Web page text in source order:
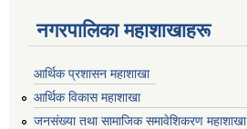
नगरपालिका महाशाखाहरू
आर्थिक प्रशासन महाशाखा
आर्थिक विकास महाशाखा
जनसंख्या तथा सामाजिक समावेशिकरण महाशाखा